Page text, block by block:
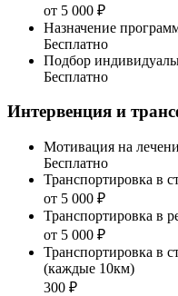
от 5 000 ₽
Назначение
Бесплатно
Подбор
Бесплатно
Интервенция и
Мотивация на
Бесплатно
Транспортировка в
от 5 000 ₽
Транспортировка в
от 5 000 ₽
Транспортировка в
(каждые 10км)
300 ₽